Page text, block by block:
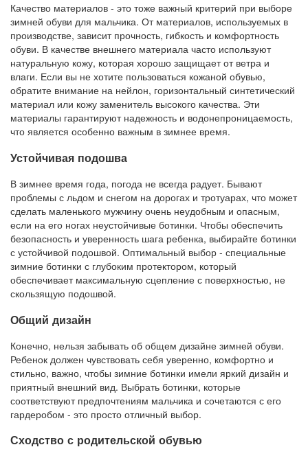
Качество материалов - это тоже важный критерий при выборе
зимней обуви для мальчика. От материалов, используемых в
производстве, зависит прочность, гибкость и комфортность
обуви. В качестве внешнего материала часто используют
натуральную кожу, которая хорошо защищает от ветра и
влаги. Если вы не хотите пользоваться кожаной обувью,
обратите внимание на нейлон, горизонтальный синтетический
материал или кожу заменитель высокого качества. Эти
материалы гарантируют надежность и водонепроницаемость,
что является особенно важным в зимнее время.
Устойчивая подошва
В зимнее время года, погода не всегда радует. Бывают
проблемы с льдом и снегом на дорогах и тротуарах, что может
сделать маленького мужчину очень неудобным и опасным,
если на его ногах неустойчивые ботинки. Чтобы обеспечить
безопасность и уверенность шага ребенка, выбирайте ботинки
с устойчивой подошвой. Оптимальный выбор - специальные
зимние ботинки с глубоким протектором, который
обеспечивает максимальную сцепление с поверхностью, не
скользящую подошвой.
Общий дизайн
Конечно, нельзя забывать об общем дизайне зимней обуви.
Ребенок должен чувствовать себя уверенно, комфортно и
стильно, важно, чтобы зимние ботинки имели яркий дизайн и
приятный внешний вид. Выбрать ботинки, которые
соответствуют предпочтениям мальчика и сочетаются с его
гардеробом - это просто отличный выбор.
Сходство с родительской обувью